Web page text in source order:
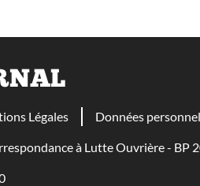
Légales Données
à Lutte Ouvrière - BP